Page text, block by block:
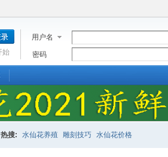
用户名
密码
始
热搜: 水仙花养殖 雕刻技巧 水仙花价格